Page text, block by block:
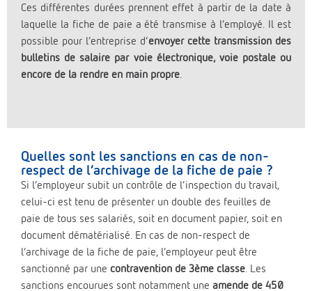
Ces différentes durées prennent effet à partir de la date à
laquelle la fiche de paie a été transmise à l’employé. Il est
possible pour l’entreprise d’envoyer cette transmission des
bulletins de salaire par voie électronique, voie postale ou
encore de la rendre en main propre.
Quelles sont les sanctions en cas de non-
respect de l’archivage de la fiche de paie ?
Si l’employeur subit un contrôle de l’inspection du travail,
celui-ci est tenu de présenter un double des feuilles de
paie de tous ses salariés, soit en document papier, soit en
document dématérialisé. En cas de non-respect de
l’archivage de la fiche de paie, l’employeur peut être
sanctionné par une contravention de 3ème classe . Les
sanctions encourues sont notamment une amende de 450